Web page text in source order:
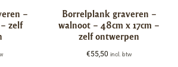
–
zelf
Borrelplank graveren –
walnoot – 48cm x 17cm –
zelf ontwerpen
€55,50 incl. btw